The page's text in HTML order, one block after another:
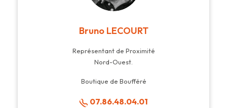
Bruno LECOURT
Représentant de Proximité
Nord-Ouest.
Boutique de Boufféré
07.86.48.04.01